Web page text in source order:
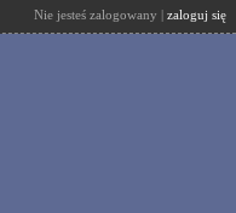
Nie jesteś zalogowany | zaloguj się